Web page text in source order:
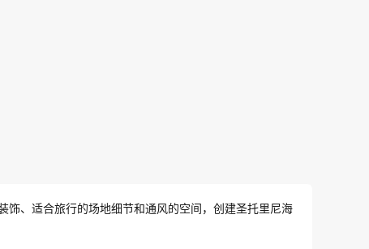
饰、适合旅行的场地细节和通风的空间，创建圣托里尼海